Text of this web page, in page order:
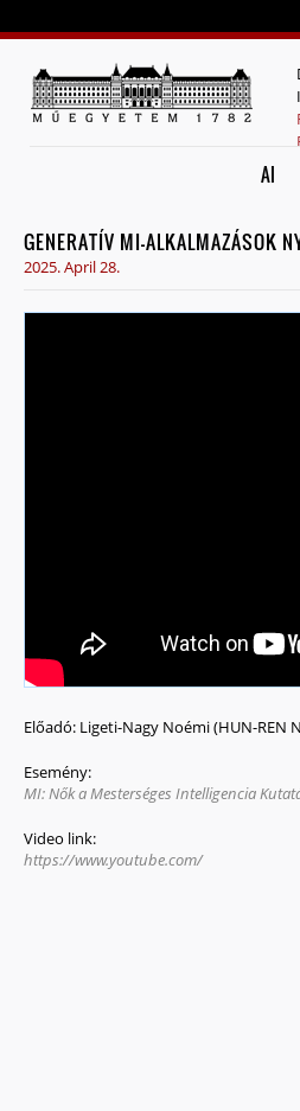
AI
GENERATÍV MI-ALKALMAZÁSOK
2025. April 28.
Előadó: Ligeti-Nagy Noémi (HUN-REN
Esemény:
MI: Nők a Mesterséges Intelligencia
Video link:
https://www.youtube.com/